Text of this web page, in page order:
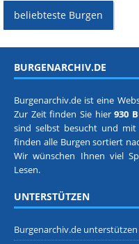
beliebteste Burgen
BURGENARCHIV.DE
Burgenarchiv.de ist eine
Zur Zeit finden Sie hier930
sind selbst besucht und
finden alle Burgen sortiert
Wir wünschen Ihnen viel
Lesen.
UNTERSTÜTZEN
Burgenarchiv.de unterstützen